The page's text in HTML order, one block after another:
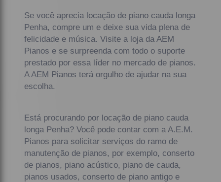
Se você aprecia locação de piano cauda longa
Penha, compre um e deixe sua vida plena de
felicidade e música. Visite a loja da AEM
Pianos e se surpreenda com todo o suporte
prestado por essa líder no mercado de pianos.
A AEM Pianos terá orgulho de ajudar na sua
escolha.
Está procurando por locação de piano cauda
longa Penha? Você pode contar com a A.E.M.
Pianos para solicitar serviços do ramo de
manutenção de pianos, por exemplo, conserto
de pianos, piano acústico, piano de cauda,
pianos usados, conserto de piano antigo e